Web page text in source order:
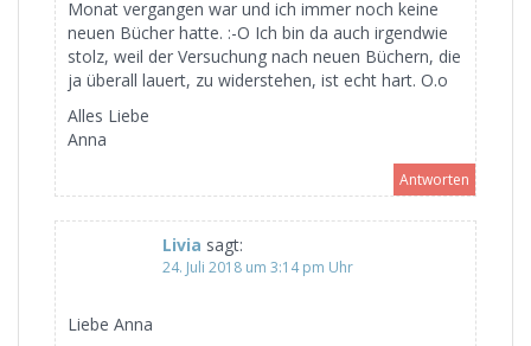
Monat vergangen war und ich immer noch keine
neuen Bücher hatte. :-O Ich bin da auch irgendwie
stolz, weil der Versuchung nach neuen Büchern, die
ja überall lauert, zu widerstehen, ist echt hart. O.o
Alles Liebe
Anna
Antworten
Livia sagt:
24. Juli 2018 um 3:14 pm Uhr
Liebe Anna